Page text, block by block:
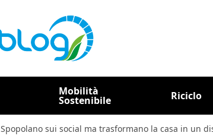
Mobilità
Sostenibile Riciclo
Spopolano sui social ma trasformano la casa in un